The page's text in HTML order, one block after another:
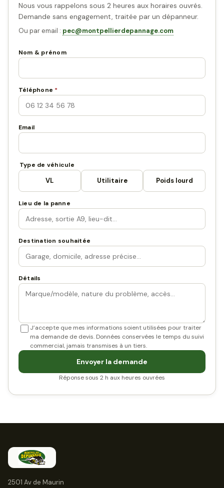
Nous vous rappelons sous 2 heures aux horaires ouvrés.
Demande sans engagement, traitée par un dépanneur.
Ou par email : pec@montpellierdepannage.com
Nom & prénom
Téléphone *
Email
Type de véhicule
VL Utilitaire Poids lourd
Lieu de la panne
Destination souhaitée
Détails
J’accepte que mes informations soient utilisées pour traiter
ma demande de devis. Données conservées le temps du suivi
commercial, jamais transmises à un tiers.
Envoyer la demande
Réponse sous 2 h aux heures ouvrées
2501 Av de Maurin